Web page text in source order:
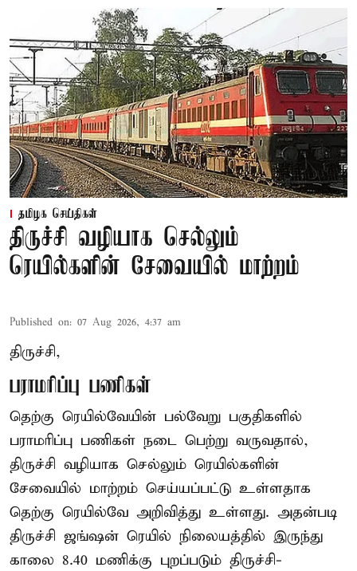
தமிழக செய்திகள்
திருச்சி வழியாக செல்லும்
ரெயில்களின் சேவையில் மாற்றம்
Published on: 07 Aug 2026, 4:37 am
திருச்சி,
பராமரிப்பு பணிகள்
தெற்கு ரெயில்வேயின் பல்வேறு பகுதிகளில்
பராமரிப்பு பணிகள் நடை பெற்று வருவதால்,
திருச்சி வழியாக செல்லும் ரெயில்களின்
சேவையில் மாற்றம் செய்யப்பட்டு உள்ளதாக
தெற்கு ரெயில்வே அறிவித்து உள்ளது. அதன்படி
திருச்சி ஜங்ஷன் ரெயில் நிலையத்தில் இருந்து
காலை 8.40 மணிக்கு புறப்படும் திருச்சி-